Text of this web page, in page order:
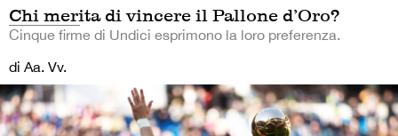
Chi merita di vincere il Pallone d’Oro?
Cinque firme di Undici esprimono la loro preferenza.
di Aa. Vv.